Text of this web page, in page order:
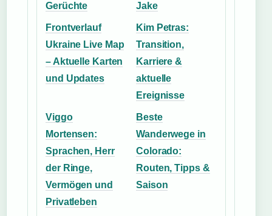
Gerüchte
Jake
Frontverlauf
Ukraine Live Map
– Aktuelle Karten
und Updates
Kim Petras:
Transition,
Karriere &
aktuelle
Ereignisse
Viggo
Mortensen:
Sprachen, Herr
der Ringe,
Vermögen und
Privatleben
Beste
Wanderwege in
Colorado:
Routen, Tipps &
Saison